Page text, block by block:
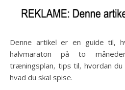
Denne artikel er en guide til, hvordan du træner til et
halvmaraton på to
træningsplan, tips til, hvordan
hvad du skal spise.